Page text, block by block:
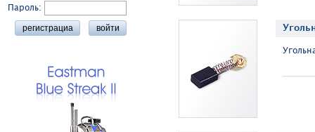
Пароль: